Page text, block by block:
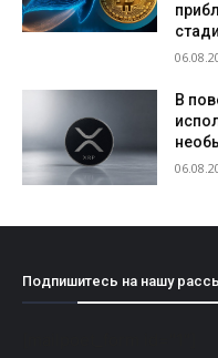
В
Подпишитесь на нашу